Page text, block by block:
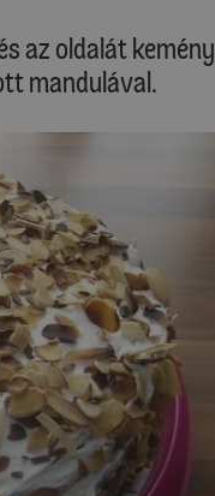
az oldalát kemény
mandulával.